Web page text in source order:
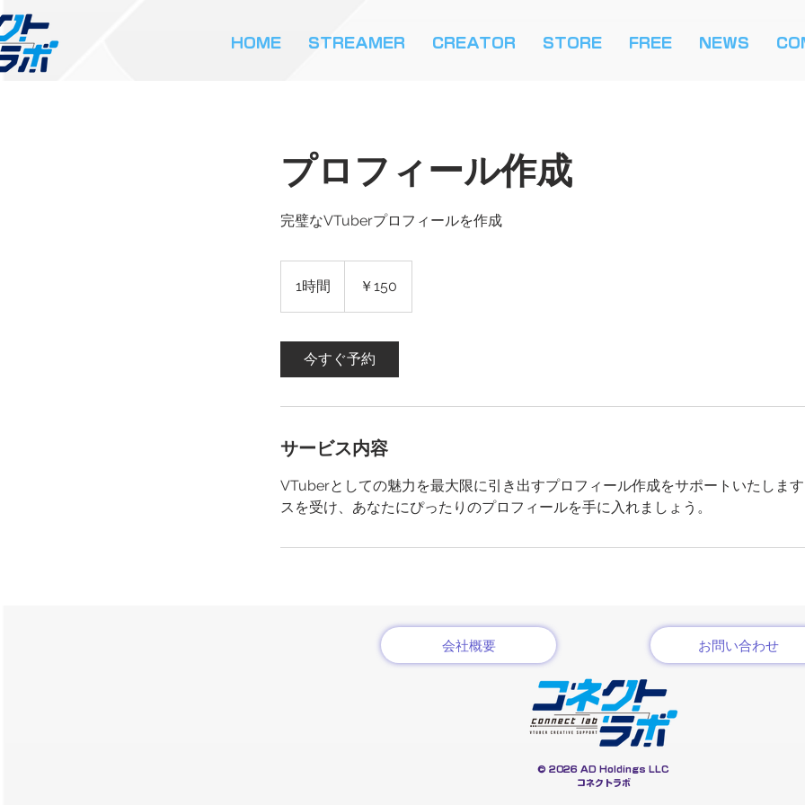
HOME STREAMER CREATOR STORE FREE NEWS
プロフィール作成
完璧なVTuberプロフィールを作成
1時間
時
￥150
今すぐ予約
サービス内容
VTuberとしての魅力を最大限に引き出すプロフィール作成をサポートいたしま
スを受け、あなたにぴったりのプロフィールを手に入れましょう。
会社概要 お問い合わせ
© 2026 AD Holdings LLC
​コネクトラボ